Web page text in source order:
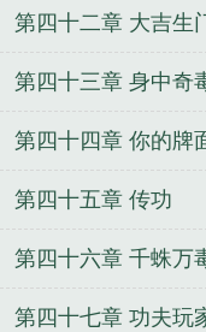
第四十二章 大吉生
第四十三章 身中奇
第四十四章 你的牌
第四十五章 传功
第四十六章 千蛛万
第四十七章 功夫玩